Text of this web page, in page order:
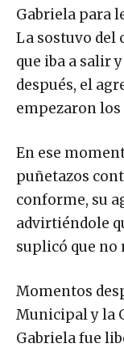
Gabriela para
La sostuvo del
que iba a salir
después, el
empezaron
En ese
puñetazos
conforme, su
advirtiéndole
suplicó que no
Momentos
Municipal y la
Gabriela fue